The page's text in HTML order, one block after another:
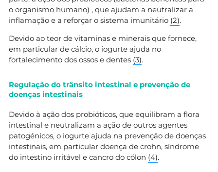
o organismo humano) , que ajudam a neutralizar a
inflamação e a reforçar o sistema imunitário (2).
Devido ao teor de vitaminas e minerais que fornece,
em particular de cálcio, o iogurte ajuda no
fortalecimento dos ossos e dentes (3).
Regulação do trânsito intestinal e prevenção de
doenças intestinais
Devido à ação dos probióticos, que equilibram a flora
intestinal e neutralizam a ação de outros agentes
patogénicos, o iogurte ajuda na prevenção de doenças
intestinais, em particular doença de crohn, síndrome
do intestino irritável e cancro do cólon (4).